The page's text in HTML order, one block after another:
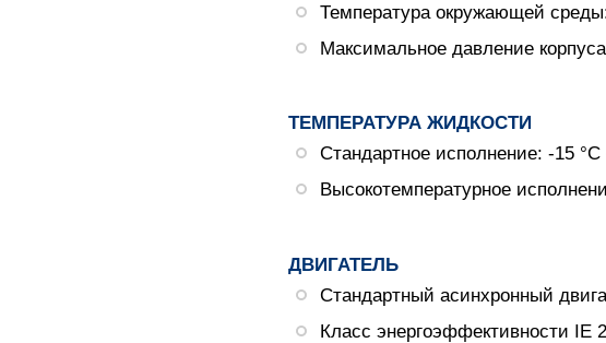
Температура окружающей
Максимальное давление
ТЕМПЕРАТУРА ЖИДКОСТИ
Стандартное исполнение: -15 °С
Высокотемпературное
ДВИГАТЕЛЬ
Стандартный асинхронный
Класс энергоэффективности IE